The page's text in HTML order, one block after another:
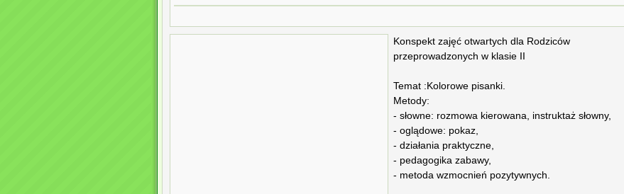
Konspekt zajęć otwartych dla Rodziców
przeprowadzonych w klasie II
Temat :Kolorowe pisanki.
Metody:
- słowne: rozmowa kierowana, instruktaż słowny,
- oglądowe: pokaz,
- działania praktyczne,
- pedagogika zabawy,
- metoda wzmocnień pozytywnych.